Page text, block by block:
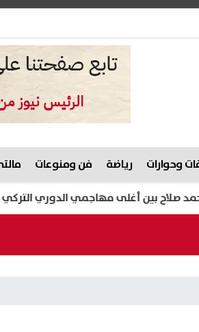
وحوارات رياضة فن ومنوعات
أغلى مهاجمي الدوري التركي